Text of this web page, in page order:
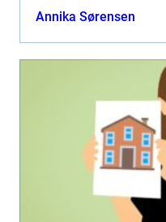
behovet for
Annika Sørensen